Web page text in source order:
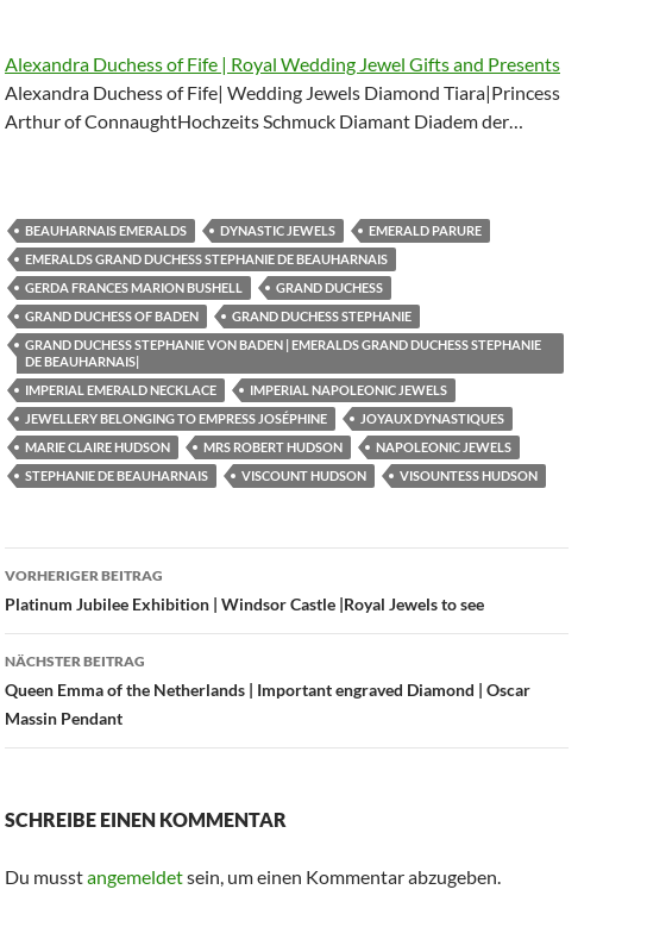
Alexandra Duchess of Fife | Royal Wedding Jewel Gifts and Presents
Alexandra Duchess of Fife| Wedding Jewels Diamond Tiara|Princess
Arthur of ConnaughtHochzeits Schmuck Diamant Diadem der…
BEAUHARNAIS EMERALDS DYNASTIC JEWELS
EMERALD PARURE
EMERALDS GRAND DUCHESS STEPHANIE DE BEAUHARNAIS
GERDA FRANCES MARION BUSHELL
GRAND DUCHESS
GRAND DUCHESS OF BADEN
GRAND DUCHESS STEPHANIE
GRAND DUCHESS STEPHANIE VON BADEN | EMERALDS GRAND DUCHESS STEPHANIE
DE BEAUHARNAIS|
IMPERIAL EMERALD NECKLACE
IMPERIAL NAPOLEONIC JEWELS
JEWELLERY BELONGING TO EMPRESS JOSÉPHINE
JOYAUX DYNASTIQUES
MARIE CLAIRE HUDSON
MRS ROBERT HUDSON
NAPOLEONIC JEWELS
STEPHANIE DE BEAUHARNAIS
VISCOUNT HUDSON VISOUNTESS HUDSON
Beitragsnavigation
VORHERIGER BEITRAG
Platinum Jubilee Exhibition | Windsor Castle |Royal Jewels to see
NÄCHSTER BEITRAG
Queen Emma of the Netherlands | Important engraved Diamond | Oscar
Massin Pendant
SCHREIBE EINEN KOMMENTAR
Du musstangemeldetsein, um einen Kommentar abzugeben.